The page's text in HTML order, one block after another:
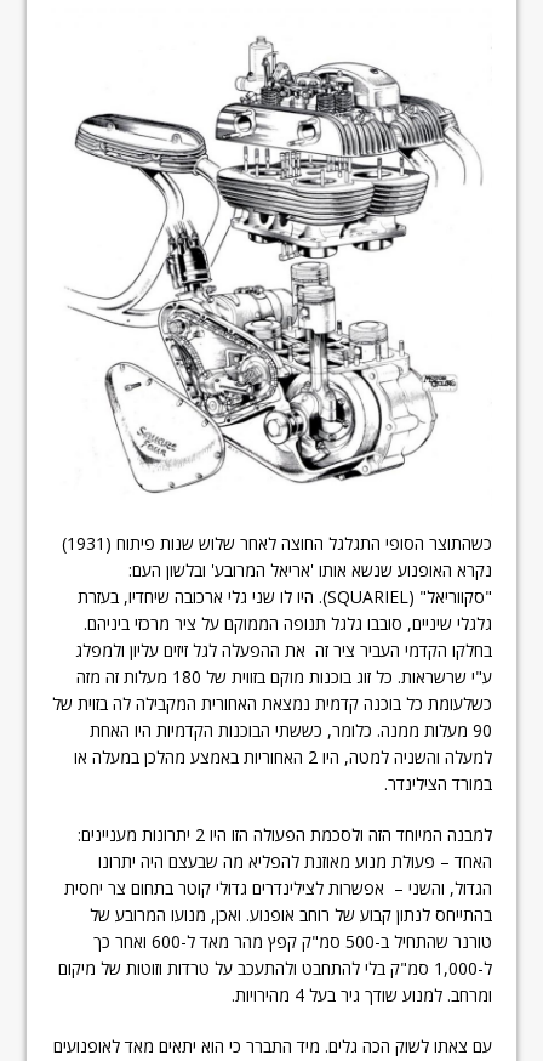
כשהתוצר הסופי התגלגל החוצה לאחר שלוש שנות פיתוח (1931)
נקרא האופנוע שנשא אותו 'אריאל המרובע' ובלשון העם:
"סקווריאל" (SQUARIEL). היו לו שני גלי ארכובה שיחדיו, בעזרת
גלגלי שיניים, סובבו גלגל תנופה הממוקם על ציר מרכזי ביניהם.
בחלקו הקדמי העביר ציר זה את ההפעלה לגל זיזים עליון ולמפלג
ע"י שרשראות. כל זוג בוכנות מוקם בזווית של 180 מעלות זה מזה
כשלעומת כל בוכנה קדמית נמצאת האחורית המקבילה לה בזוית של
90 מעלות ממנה. כלומר, כששתי הבוכנות הקדמיות היו האחת
למעלה והשניה למטה, היו 2 האחוריות באמצע מהלכן במעלה או
במורד הצילינדר.
למבנה המיוחד הזה ולסכמת הפעולה הזו היו 2 יתרונות מעניינים:
האחד – פעולת מנוע מאוזנת להפליא מה שבעצם היה יתרונו
הגדול, והשני – אפשרות לצילינדרים גדולי קוטר בתחום צר יחסית
בהתייחס לנתון קבוע של רוחב אופנוע. ואכן, מנועו המרובע של
טורנר שהתחיל ב-500 סמ"ק קפץ מהר מאד ל-600 ואחר כך
ל-1,000 סמ"ק בלי להתחבט ולהתעכב על טרדות וזוטות של מיקום
ומרחב. למנוע שודך גיר בעל 4 מהירויות.
עם צאתו לשוק הכה גלים. מיד התברר כי הוא יתאים מאד לאופנועים